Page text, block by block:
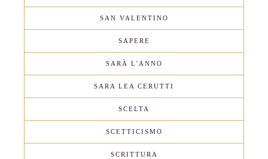
SAN VALENTINO
SAPERE
SARÀ L'ANNO
SARA LEA CERUTTI
SCELTA
SCETTICISMO
SCRITTURA